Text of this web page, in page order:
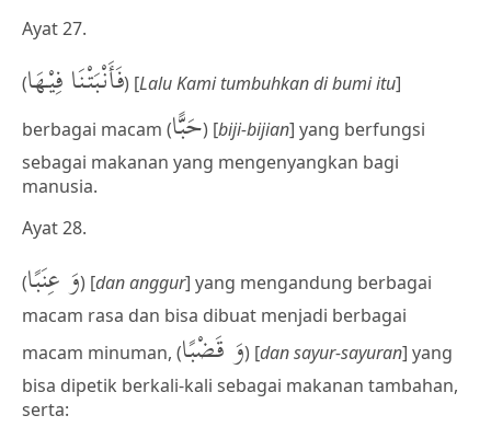
Ayat 27.
(فَأَنْبَتْنَا فِيْهَا) [Lalu Kami tumbuhkan di bumi itu]
berbagai macam (حَبًّا) [biji-bijian] yang berfungsi
sebagai makanan yang mengenyangkan bagi
manusia.
Ayat 28.
(وَ عِنَبًا) [dan anggur] yang mengandung berbagai
macam rasa dan bisa dibuat menjadi berbagai
macam minuman, (وَ قَضْبًا) [dan sayur-sayuran] yang
bisa dipetik berkali-kali sebagai makanan tambahan,
serta: